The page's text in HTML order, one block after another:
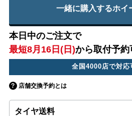
一緒に購入するホイ
本日中のご注文で
最短8月16日(日)から取付予約
全国4000店で対応
店舗交換予約とは
タイヤ送料